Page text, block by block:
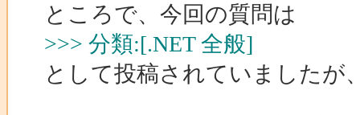
ところで、今回の質問は
>>> 分類:[.NET 全般]
として投稿されていましたが